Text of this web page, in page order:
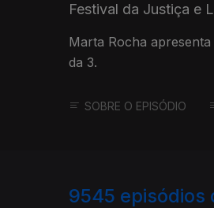
Festival da Justiça e
Marta Rocha
da 3.
SOBRE O EPISÓDIO
9545 episódios